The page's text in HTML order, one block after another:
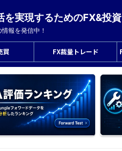
を実現するためのFX&投資
報を発信中！
買 FX裁量トレード